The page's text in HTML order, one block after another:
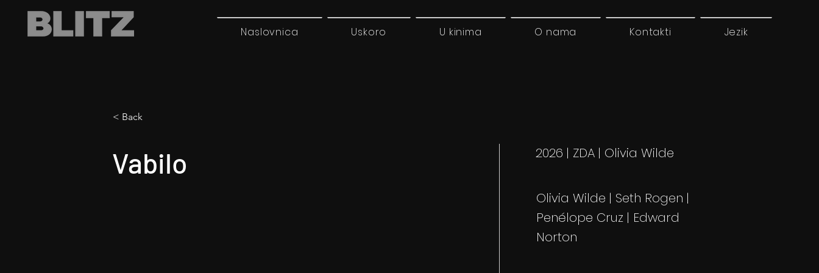
Naslovnica Uskoro U kinima O nama Kontakti Jezik
< Back
Vabilo 2026 | ZDA | Olivia Wilde
Olivia Wilde | Seth Rogen |
Penélope Cruz | Edward
Norton